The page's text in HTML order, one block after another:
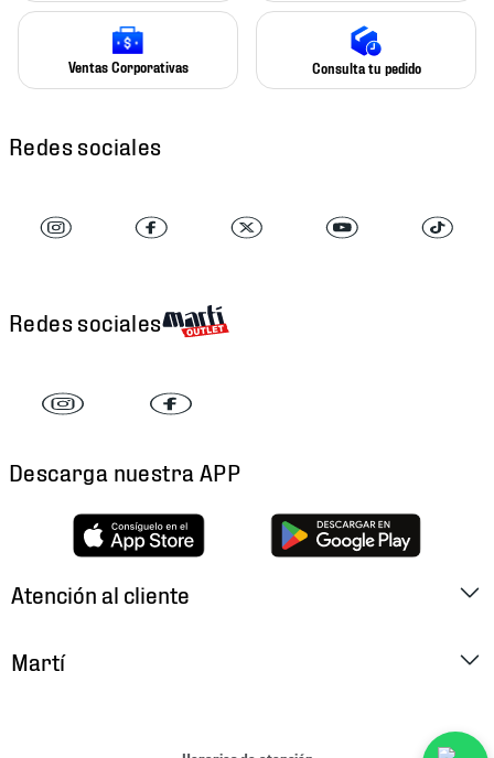
Ventas Corporativas Consulta tu pedido
Redes sociales
Redes sociales
Descarga nuestra APP
Atención al cliente
Martí